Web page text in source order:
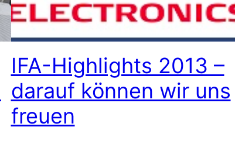
IFA-Highlights 2013 –
darauf können wir uns
freuen